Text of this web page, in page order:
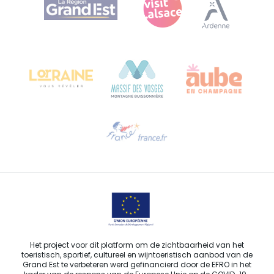
Bureau de Colmar (hoofdkantoor)
Stuur ons een e-mail
Het project voor dit platform om de zichtbaarheid van het
toeristisch, sportief, cultureel en wijntoeristisch aanbod van de
Grand Est te verbeteren werd gefinancierd door de EFRO in het